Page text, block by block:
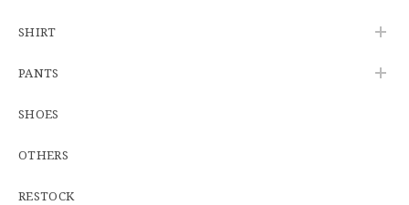
SHIRT
PANTS
SHOES
OTHERS
RESTOCK
【Cooperstown Ball Cap】Made in USA Baseball Cap "1938 HOLLYWOOD STARS" 新品 クーパーズタウンボールキャップ ハリウッドスターズ 6パネル